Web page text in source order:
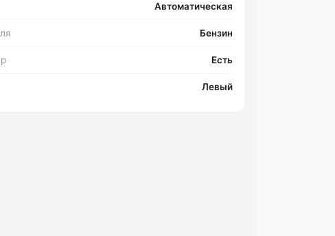
Автоматическая
Бензин
Есть
Левый